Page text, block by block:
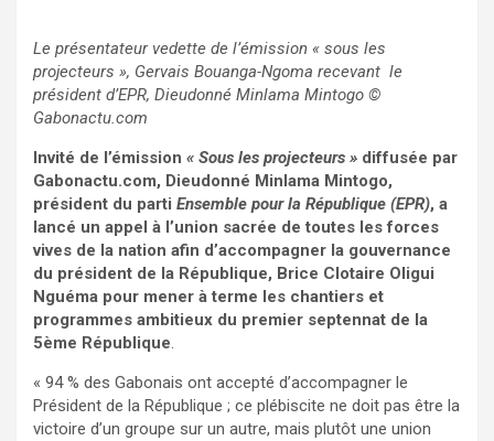
Le présentateur vedette de l’émission « sous les
projecteurs », Gervais Bouanga-Ngoma recevant le
président d’EPR, Dieudonné Minlama Mintogo ©
Gabonactu.com
Invité de l’émission « Sous les projecteurs » diffusée par
Gabonactu.com, Dieudonné Minlama Mintogo,
président du parti Ensemble pour la République (EPR), a
lancé un appel à l’union sacrée de toutes les forces
vives de la nation afin d’accompagner la gouvernance
du président de la République, Brice Clotaire Oligui
Nguéma pour mener à terme les chantiers et
programmes ambitieux du premier septennat de la
5ème République.
« 94 % des Gabonais ont accepté d’accompagner le
Président de la République ; ce plébiscite ne doit pas être la
victoire d’un groupe sur un autre, mais plutôt une union